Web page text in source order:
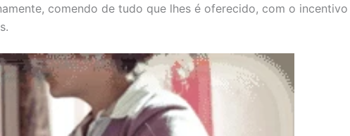
comendo de tudo que lhes é oferecido, com o